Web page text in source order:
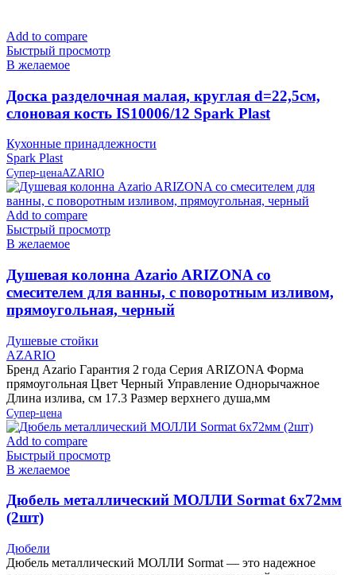
Add to compare
Быстрый просмотр
В желаемое
Доска разделочная малая, круглая d=22,5см,
слоновая кость IS10006/12 Spark Plast
Кухонные принадлежности
Spark Plast
Супер-ценаAZARIO
Add to compare
Быстрый просмотр
В желаемое
Душевая колонна Azario ARIZONA со
смесителем для ванны, с поворотным изливом,
прямоугольная, черный
Душевые стойки
AZARIO
Бренд Azario Гарантия 2 года Серия ARIZONA Форма
прямоугольная Цвет Черный Управление Однорычажное
Длина излива, см 17.3 Размер верхнего душа,мм
Супер-цена
Add to compare
Быстрый просмотр
В желаемое
Дюбель металлический МОЛЛИ Sormat 6х72мм
(2шт)
Дюбели
Дюбель металлический МОЛЛИ Sormat — это надежное